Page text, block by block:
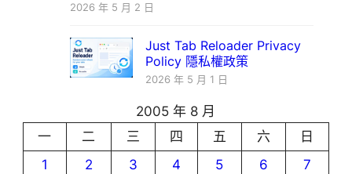
2026 年 5 月 2 日
Just Tab Reloader Privacy
Policy 隱私權政策
2026 年 5 月 1 日
2005 年 8 月
一
二 三 四 五 六
日
1
2 3 4 5 6
7